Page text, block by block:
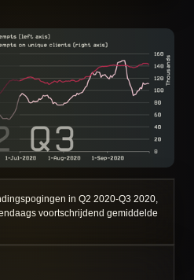
in Q2 2020-Q3 2020,
voortschrijdend gemiddelde